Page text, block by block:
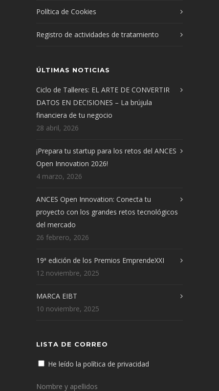
Política de Cookies
Registro de actividades de tratamiento
ÚLTIMAS NOTICIAS
Ciclo de Talleres: EL ARTE DE CONVERTIR
DATOS EN DECISIONES – La brújula
financiera de tu negocio
28 abril, 2026
¡Prepara tu startup para los retos del ANCES
Open Innovation 2026!
4 marzo, 2026
ANCES Open Innovation: Conecta tu
proyecto con los grandes retos tecnológicos
del mercado
26 febrero, 2026
19ª edición de los Premios EmprendeXXI
12 noviembre, 2025
MARCA EIBT
10 noviembre, 2025
LISTA DE CORREO
He leído la política de privacidad
Nombre y apellidos